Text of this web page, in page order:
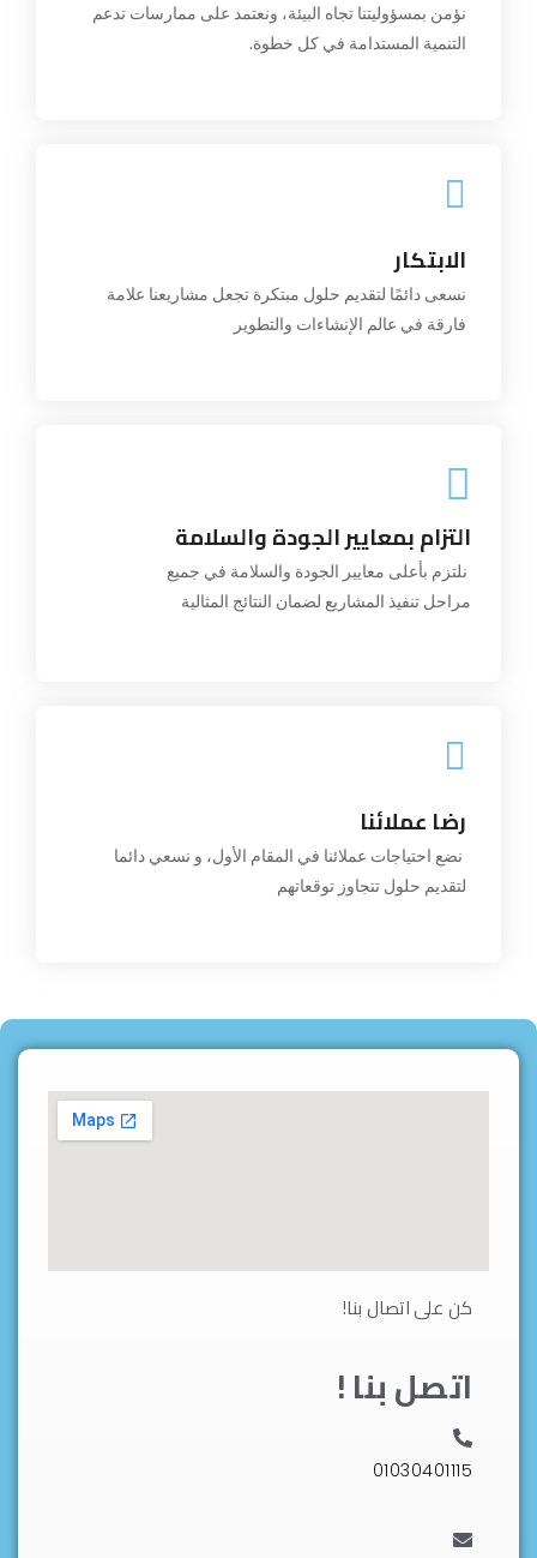
نؤمن بمسؤوليتنا تجاه البيئة، ونعتمد على ممارسات تدعم
التنمية المستدامة في كل خطوة.
الابتكار
نسعى دائمًا لتقديم حلول مبتكرة تجعل مشاريعنا علامة
فارقة في عالم الإنشاءات والتطوير
solutions that make our projects
التزام بمعايير الجودة والسلامة
نلتزم بأعلى معايير الجودة والسلامة في جميع
مراحل تنفيذ المشاريع لضمان النتائج المثالية
نلتزم بأعلى معايير الجودة والسلامة في جميع
مراحل تنفيذ المشاريع لضمان النتائج المثالية
رضا عملائنا
نضع احتياجات عملائنا في المقام الأول، و نسعي دائما
لتقديم حلول تتجاوز توقعاتهم
نضع احتياجات عملائنا في المقام الأول، و نسعي دائما
لتقديم حلول تتجاوز توقعاتهم
كن على اتصال بنا!
اتصل بنا !
01030401115⁩